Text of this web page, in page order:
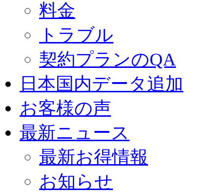
料金
トラブル
契約プランのQA
日本国内データ追加
お客様の声
最新ニュース
最新お得情報
お知らせ